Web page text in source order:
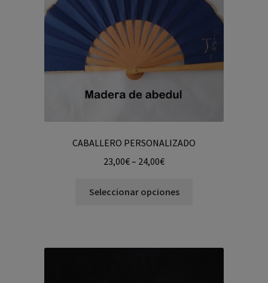
CABALLERO PERSONALIZADO
23,00€– 24,00€
Seleccionar opciones